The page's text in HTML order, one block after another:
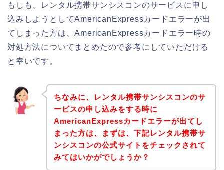
もしも、レンタル携帯サンシスコンのサービスに申し
込みしようとしてAmericanExpressカードエラーが出
てしまった方は、AmericanExpressカードエラー時の
対処方法についてまとめたので参考にしていただける
と幸いです。
ちなみに、レンタル携帯サンシスコンのサ
ービスの申し込みをする時に
AmericanExpressカードエラーが出てし
まった方は、まずは、下記レンタル携帯サ
ンシスコンの公式サイトをチェックされて
みてはいかがでしょうか？